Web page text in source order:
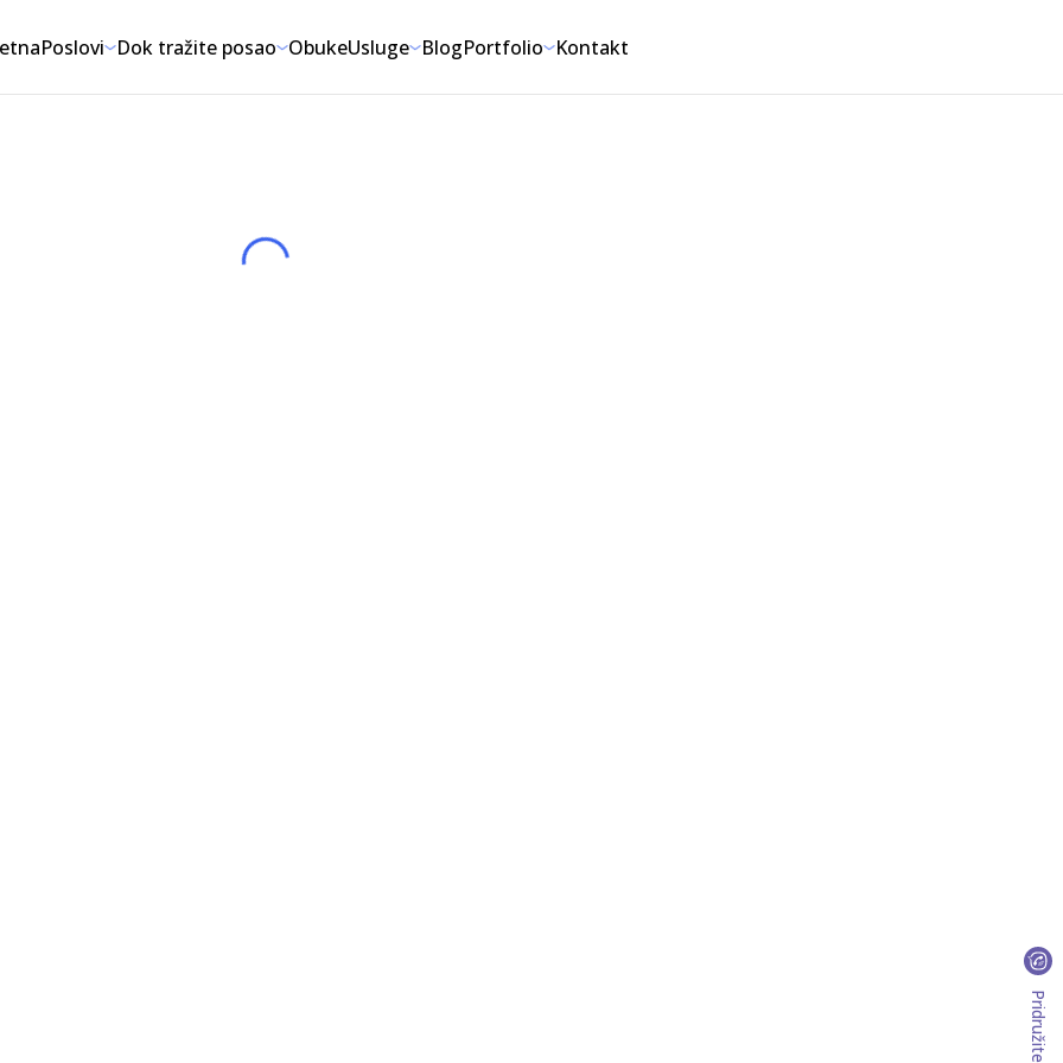
Poslovi Dok tražite posao ObukeUsluge BlogPortfolio Kontakt